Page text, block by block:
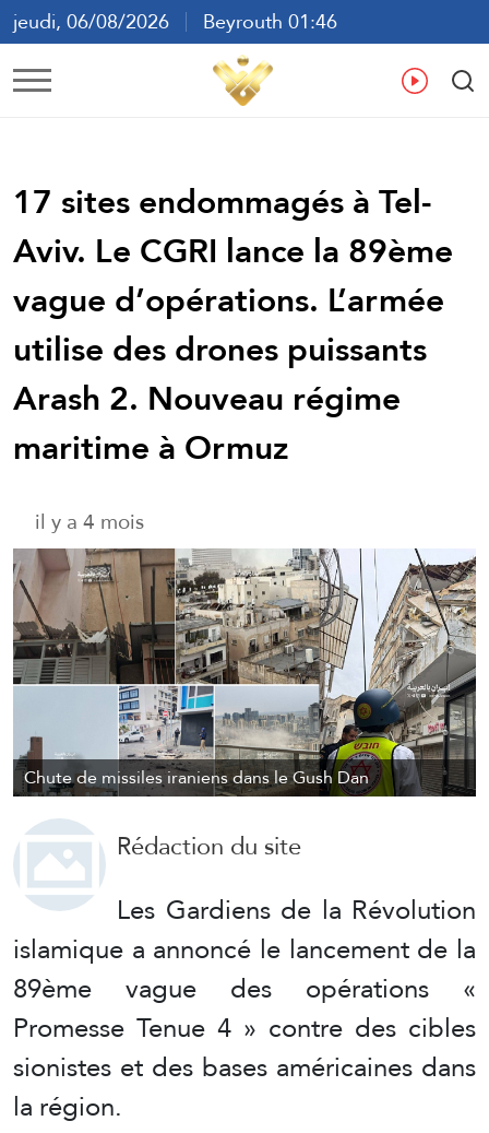
jeudi, 06/08/2026
Beyrouth 01:46
ع
17 sites endommagés à Tel-
Aviv. Le CGRI lance la 89ème
vague d’opérations. L’armée
utilise des drones puissants
Arash 2. Nouveau régime
maritime à Ormuz
il y a 4 mois
Chute de missiles iraniens dans le Gush Dan
Rédaction du site
Les Gardiens de la Révolution
islamique a annoncé le lancement de la
89ème vague des opérations «
Promesse Tenue 4 » contre des cibles
sionistes et des bases américaines dans
la région.